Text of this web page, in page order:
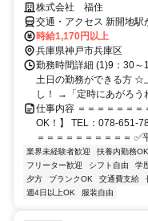
株式会社 福住
交通・アクセス 新開地駅
時給1,170円以上
兵庫県神戸市兵庫区
勤務時間詳細 (1)9：30
土日の勤務ができる方 ☆
し！ →「定時にあがろう
仕事内容 ＝＝＝＝＝＝＝
OK！】 TEL：078-651-
＝＝＝＝＝＝＝＝＝＝
業界未経験者歓迎 扶養内勤務OK
フリーター歓迎
シフト自由 学
夕方
ブランクOK 交通費支給
週4日以上OK
服装自由